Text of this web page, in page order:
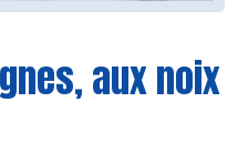
aux noix